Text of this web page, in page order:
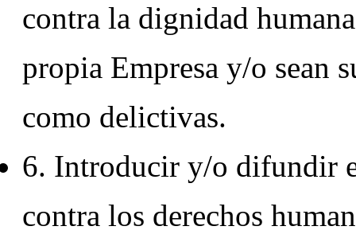
contra la dignidad
propia Empresa y/o sean
como delictivas.
6. Introducir y/o difundir
contra los derechos